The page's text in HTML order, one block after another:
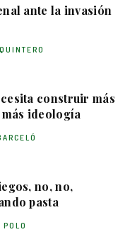
ante la invasión
construir más
ideología
no, no,
pasta
POLO